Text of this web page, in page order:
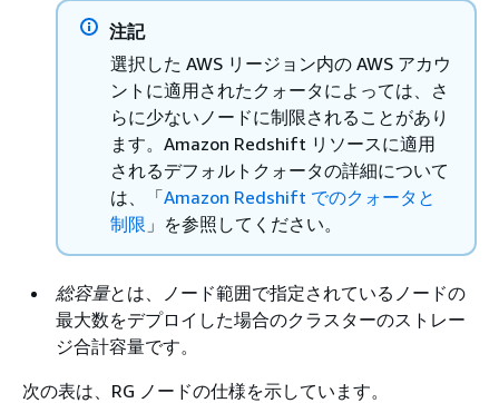
注記
選択した AWS リージョン内の AWS アカウ
ントに適用されたクォータによっては、さ
らに少ないノードに制限されることがあり
ます。Amazon Redshift リソースに適用
されるデフォルトクォータの詳細について
は、「Amazon Redshift でのクォータと
制限 」を参照してください。
総容量とは、ノード範囲で指定されているノードの
最大数をデプロイした場合のクラスターのストレー
ジ合計容量です。
次の表は、RG ノードの仕様を示しています。